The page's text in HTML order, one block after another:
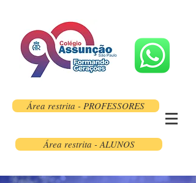
Área restrita - PROFESSORES
Área restrita - ALUNOS